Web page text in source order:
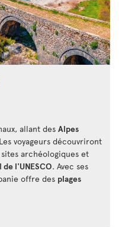
allant des Alpes
voyageurs découvriront
archéologiques et
l'UNESCO. Avec ses
offre des plages